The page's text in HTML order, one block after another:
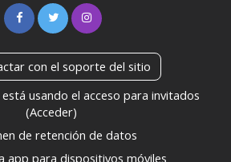
con el soporte del sitio
usando el acceso para invitados
(Acceder)
de retención de datos
app para dispositivos móviles